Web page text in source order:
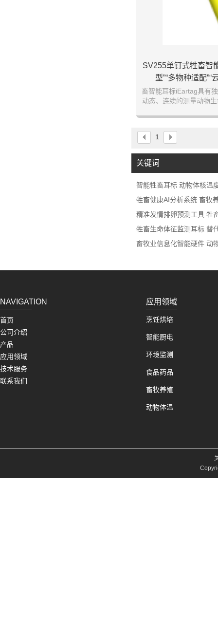
SV255单钉式牲畜智
型”“多物种适配”“
畜智能耳标iEartag具有
动态、连续的测量动物
在取代传统的RFID耳标
新科技，有效解决了我
生长慢、效率低、食品
便。可充电反复使用，
1
关键词
智能牲畜耳标 动物体核温
牲畜健康AI分析系统 畜牧
精准发情排卵预测工具 牲
牲畜生命体征监测耳标 替
畜牧业信息化智能硬件 动
NAVIGATION
首页
公司介绍
产品
应用领域
技术服务
联系我们
应用领域
烹饪烘培
智能厨电
环境监测
食品药品
畜牧养殖
动物体温